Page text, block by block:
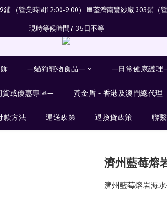
（營業時間12:00-9:00） 🟧荃灣南豐紗廠 303鋪（營
現時等候時間7-35日不等
—貓狗寵物食品— —日常健康護理
或優惠專區— 黃金盾 - 香港及澳門總代理
款方法 運送政策 退換貨政策 聯
濟州藍莓熔
濟州藍莓熔岩海